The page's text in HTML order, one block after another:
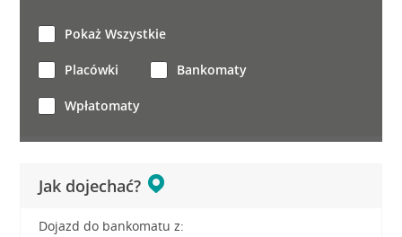
Jak dojechać?
Dojazd do bankomatu z:
Pokaż Wszystkie
Placówki Bankomaty
Wpłatomaty